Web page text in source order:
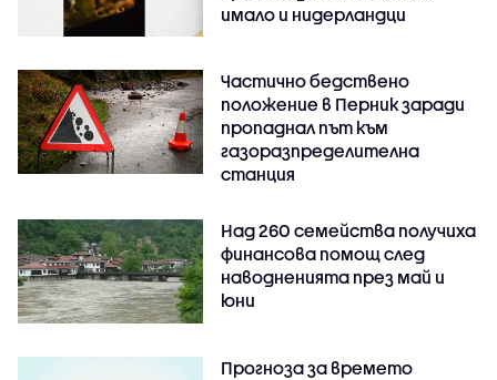
имало и нидерландци
Частично бедствено
положение в Перник заради
пропаднал път към
газоразпределителна
станция
Над 260 семейства получиха
финансова помощ след
наводненията през май и
юни
Прогноза за времето